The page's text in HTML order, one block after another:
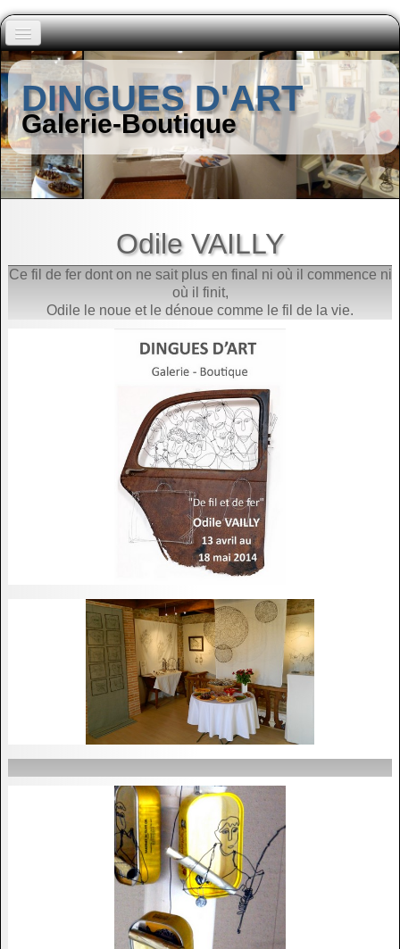
Accueil
Peintres (A à I)▼
Peintres (J à Z)
Contact
DINGUES D'ART
Galerie-Boutique
Odile VAILLY
Ce fil de fer dont on ne sait plus en final ni où il commence ni
où il finit,
Odile le noue et le dénoue comme le fil de la vie.